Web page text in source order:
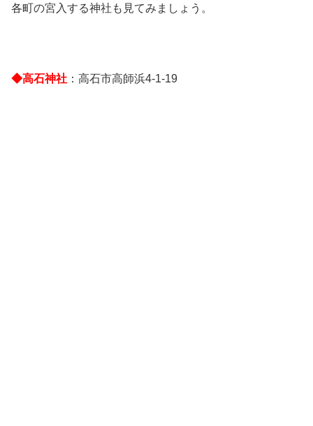
各町の宮入する神社も見てみましょう。
◆高石神社 ：高石市高師浜4-1-19